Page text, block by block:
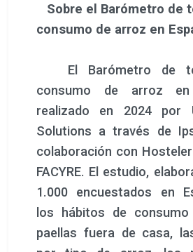
Sobre el Barómetro de
consumo de arroz en
El Barómetro de
consumo de arroz
realizado en 2024 por
Solutions a través de
colaboración con
FACYRE. El estudio,
1.000 encuestados en
los hábitos de
paellas fuera de casa,